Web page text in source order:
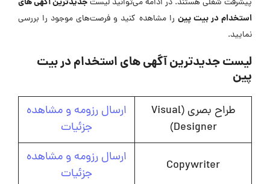
پیشرفت شغلی هستند. در ادامه می‌توانید لیستجدیدترین آگهی های
استخدام در بیت پین را مشاهده کنید و فرصت‌های موجود را بررسی
نمایید.
لیست جدیدترین آگهی های استخدام در بیت
پین
طراح بصری (Visual
Designer)
ارسال رزومه و مشاهده
جزئیات
Copywriter
ارسال رزومه و مشاهده
جزئیات